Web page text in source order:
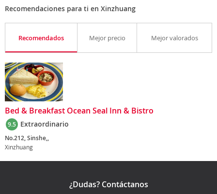
Recomendaciones para ti en Xinzhuang
Recomendados Mejor precio Mejor valorados
Bed & Breakfast Ocean Seal Inn & Bistro
9.5 Extraordinario
No.212, Sinshe,,
Xinzhuang
¿Dudas? Contáctanos